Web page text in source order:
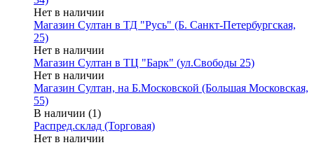
Нет в наличии
Магазин Султан в ТД "Русь" (Б. Санкт-Петербургская,
25)
Нет в наличии
Магазин Султан в ТЦ "Барк" (ул.Свободы 25)
Нет в наличии
Магазин Султан, на Б.Московской (Большая Московская,
55)
В наличии (1)
Распред.склад (Торговая)
Нет в наличии